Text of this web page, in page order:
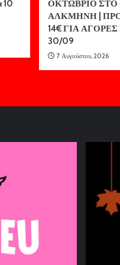
10
ΟΚΤΩΒΡΙΟ ΣΤΟ
ΑΛΚΜΗΝΗ |
14€ ΓΙΑ
30/09
7 Αυγούστου, 2026